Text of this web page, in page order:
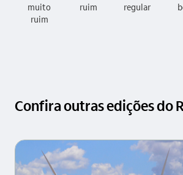
muito
ruim
ruim regular
Confira outras edições do